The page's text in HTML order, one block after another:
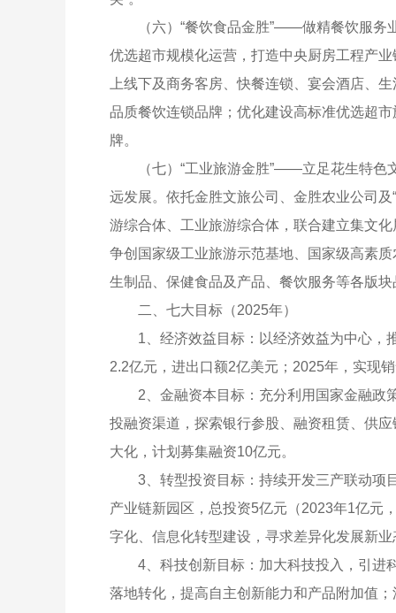
（六）“餐饮食品金胜”——做精餐饮服
优选超市规模化运营，打造中央厨房工程产
上线下及商务客房、快餐连锁、宴会酒店、
品质餐饮连锁品牌；优化建设高标准优选超
牌。
（七）“工业旅游金胜”——立足花生特色
远发展。依托金胜文旅公司、金胜农业公司
游综合体、工业旅游综合体，联合建立集文
争创国家级工业旅游示范基地、国家级高素
生制品、保健食品及产品、餐饮服务等各版
二、七大目标（2025年）
1、经济效益目标：以经济效益为中心，
2.2亿元，进出口额2亿美元；2025年，实现
2、金融资本目标：充分利用国家金融政
投融资渠道，探索银行参股、融资租赁、供
大化，计划募集融资10亿元。
3、转型投资目标：持续开发三产联动项
产业链新园区，总投资5亿元（2023年1亿元
字化、信息化转型建设，寻求差异化发展新
4、科技创新目标：加大科技投入，引进
落地转化，提高自主创新能力和产品附加值